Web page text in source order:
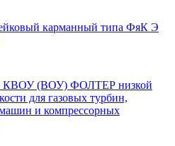
карманный типа ФяК Э
КВОУ (ВОУ) ФОЛТЕР низкой
для газовых турбин,
и компрессорных